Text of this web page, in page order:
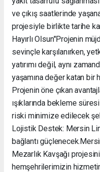
ve çıkış saatlerinde
projesiyle birlikte tarihe
Hayırlı Olsun" ​Projenin
sevinçle karşılanırken,
yatırımı değil, aynı
yaşamına değer katan bir
Projenin öne çıkan
ışıklarında bekleme
riski minimize edilecek
Lojistik Destek: Mersin
bağlantı güçlenecek.
Mezarlık Kavşağı
hemşehrilerimizin